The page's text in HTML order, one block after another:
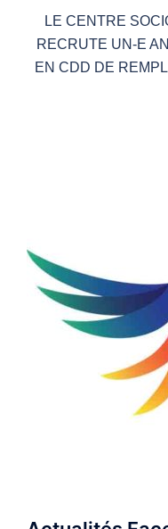
LE CENTRE
RECRUTE UN-E
EN CDD DE